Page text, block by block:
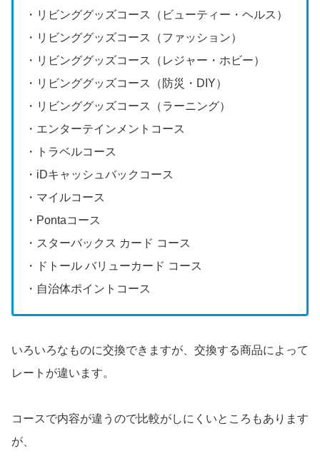
・リビンググッズコース（ビューティー・ヘルス）
・リビンググッズコース（ファッション）
・リビンググッズコース（レジャー・ホビー）
・リビンググッズコース（防災・DIY）
・リビンググッズコース（ラーニング）
・エンターテインメントコース
・トラベルコース
・iDキャッシュバックコース
・マイルコース
・Pontaコース
・スターバックス カード コース
・ドトール バリューカード コース
・自治体ポイントコース
いろいろなものに交換できますが、交換する商品によって
レートが違います。
コースで内容が違うので比較がしにくいところもあります
が、